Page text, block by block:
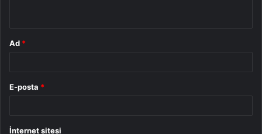
Ad *
E-posta *
İnternet sitesi